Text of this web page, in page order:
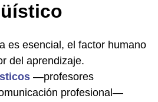
es esencial, el factor humano
del aprendizaje.
—profesores
profesional—